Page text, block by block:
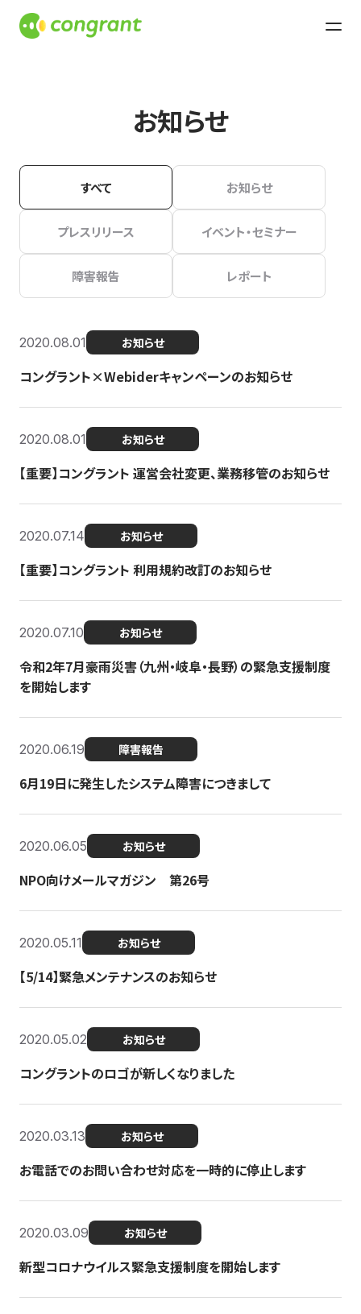
お知らせ
すべて お知らせ
プレスリリース イベント・セミナー
障害報告 レポート
2020.08.01 お知らせ
コングラント×Webiderキャンペーンのお知らせ
2020.08.01 お知らせ
【重要】コングラント 運営会社変更、業務移管のお知らせ
2020.07.14 お知らせ
【重要】コングラント 利用規約改訂のお知らせ
2020.07.10 お知らせ
令和2年7月豪雨災害（九州・岐阜・長野）の緊急支援制度
を開始します
2020.06.19 障害報告
6月19日に発生したシステム障害につきまして
2020.06.05 お知らせ
NPO向けメールマガジン 第26号
2020.05.11 お知らせ
【5/14】緊急メンテナンスのお知らせ
2020.05.02 お知らせ
コングラントのロゴが新しくなりました
2020.03.13 お知らせ
お電話でのお問い合わせ対応を一時的に停止します
2020.03.09 お知らせ
新型コロナウイルス緊急支援制度を開始します